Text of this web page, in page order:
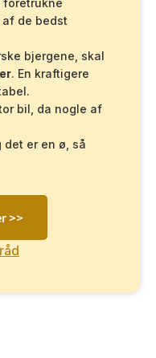
af de bedst
bjergene, skal
. En kraftigere
bil, da nogle af
det er en ø, så
>>